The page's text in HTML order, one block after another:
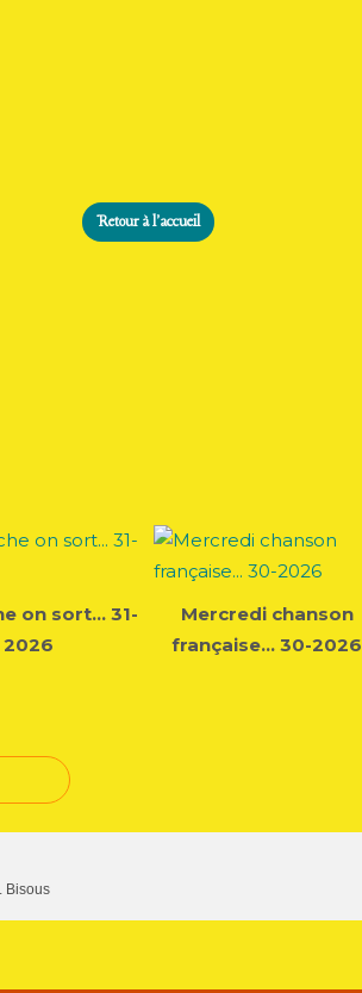
Retour à l'accueil
on sort... 31-
2026
Mercredi chanson
française... 30-2026
Bisous